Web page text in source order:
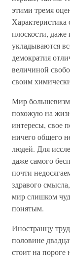
этими тремя
Характеристика
плоскости, даже
укладываются
демократия
величиной
своим
Мир
похожую на
интересы, свое
ничего общего
людей. Для
даже самого
почти
здравого
мир слишком
понятым.
Иностранцу
половине
стоит на пороге